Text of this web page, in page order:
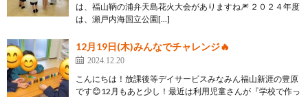
は、福山鞆の浦弁天島花火大会がありますね🎆 ２０２４年度
は、瀬戸内海国立公園[…]
12月19日(木)みんなでチャレンジ🔥
2024.12.20
こんにちは！放課後等デイサービスみなみん福山新涯の豊原
です😊12月もあと少し！最近は利用児童さんが『学校で作っ